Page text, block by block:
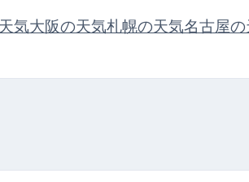
気大阪の天気札幌の天気名古屋